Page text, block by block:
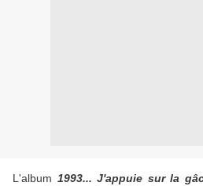
L'album 1993... J'appuie sur la